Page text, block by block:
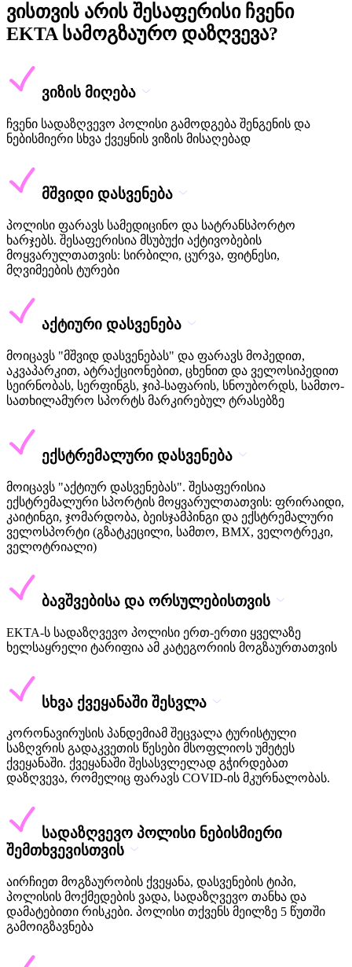
ვისთვის არის შესაფერისი ჩვენი
EKTA სამოგზაურო დაზღვევა?
ვიზის მიღება
ჩვენი სადაზღვევო პოლისი გამოდგება შენგენის და
ნებისმიერი სხვა ქვეყნის ვიზის მისაღებად
მშვიდი დასვენება
პოლისი ფარავს სამედიცინო და სატრანსპორტო
ხარჯებს. შესაფერისია მსუბუქი აქტივობების
მოყვარულთათვის: სირბილი, ცურვა, ფიტნესი,
მღვიმეების ტურები
აქტიური დასვენება
მოიცავს "მშვიდ დასვენებას" და ფარავს მოპედით,
აკვაპარკით, ატრაქციონებით, ცხენით და ველოსიპედით
სეირნობას, სერფინგს, ჯიპ-საფარის, სნოუბორდს, სამთო-
სათხილამურო სპორტს მარკირებულ ტრასებზე
ექსტრემალური დასვენება
მოიცავს "აქტიურ დასვენებას". შესაფერისია
ექსტრემალური სპორტის მოყვარულთათვის: ფრირაიდი,
კაიტინგი, ჯომარდობა, ბეისჯამპინგი და ექსტრემალური
ველოსპორტი (გზატკეცილი, სამთო, BMX, ველოტრეკი,
ველოტრიალი)
ბავშვებისა და ორსულებისთვის
EKTA-ს სადაზღვევო პოლისი ერთ-ერთი ყველაზე
ხელსაყრელი ტარიფია ამ კატეგორიის მოგზაურთათვის
სხვა ქვეყანაში შესვლა
კორონავირუსის პანდემიამ შეცვალა ტურისტული
საზღვრის გადაკვეთის წესები მსოფლიოს უმეტეს
ქვეყანაში. ქვეყანაში შესასვლელად გჭირდებათ
დაზღვევა, რომელიც ფარავს COVID-ის მკურნალობას.
სადაზღვევო პოლისი ნებისმიერი
შემთხვევისთვის
აირჩიეთ მოგზაურობის ქვეყანა, დასვენების ტიპი,
პოლისის მოქმედების ვადა, სადაზღვევო თანხა და
დამატებითი რისკები. პოლისი თქვენს მეილზე 5 წუთში
გამოიგზავნება